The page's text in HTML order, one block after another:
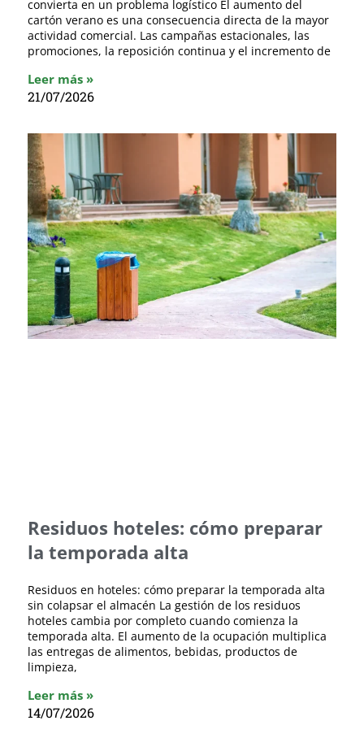
convierta en un problema logístico El aumento del
cartón verano es una consecuencia directa de la mayor
actividad comercial. Las campañas estacionales, las
promociones, la reposición continua y el incremento de
Leer más »
21/07/2026
Residuos hoteles: cómo preparar
la temporada alta
Residuos en hoteles: cómo preparar la temporada alta
sin colapsar el almacén La gestión de los residuos
hoteles cambia por completo cuando comienza la
temporada alta. El aumento de la ocupación multiplica
las entregas de alimentos, bebidas, productos de
limpieza,
Leer más »
14/07/2026